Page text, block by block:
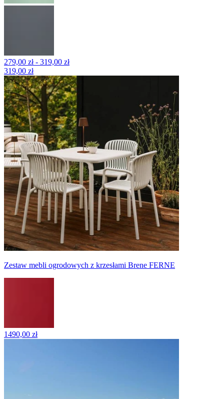
279,00 zł - 319,00 zł
319,00 zł
Zestaw mebli ogrodowych z krzesłami Brene FERNE
1490,00 zł